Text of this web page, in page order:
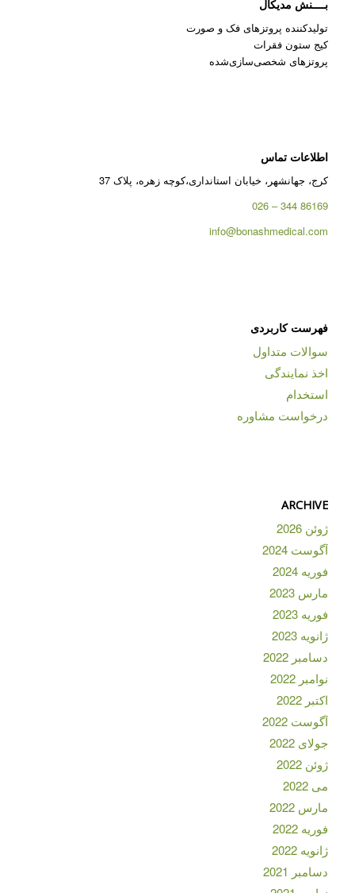
بــــنش مدیکال
تولیدکننده پروتزهای فک و صورت
کیج ستون فقرات
پروتزهای شخصی‌سازی‌شده
اطلاعات تماس
کرج، جهانشهر، خیابان استانداری،کوچه زهره، پلاک 37
86169 344 – 026
info@bonashmedical.com
فهرست کاربردی
سوالات متداول
اخذ نمایندگی
استخدام
درخواست مشاوره
ARCHIVE
ژوئن 2026
آگوست 2024
فوریه 2024
مارس 2023
فوریه 2023
ژانویه 2023
دسامبر 2022
نوامبر 2022
اکتبر 2022
آگوست 2022
جولای 2022
ژوئن 2022
می 2022
مارس 2022
فوریه 2022
ژانویه 2022
دسامبر 2021